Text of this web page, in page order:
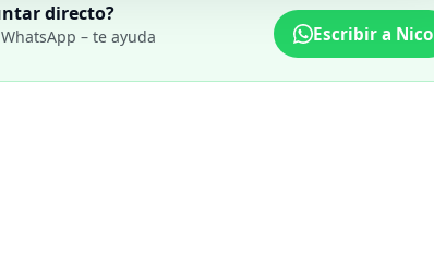
directo?
– te ayuda
Escribir a Nico